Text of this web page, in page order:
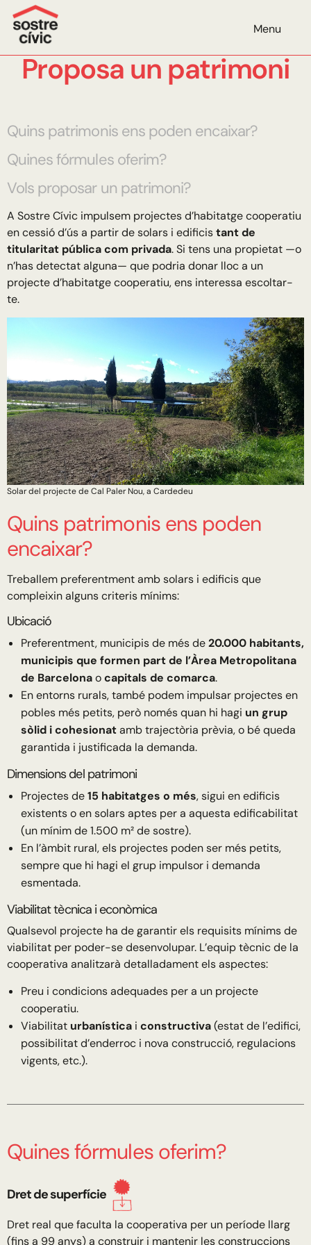
Menu
Proposa un patrimoni
Quins patrimonis ens poden encaixar?
Quines fórmules oferim?
Vols proposar un patrimoni?
A Sostre Cívic impulsem projectes d’habitatge cooperatiu
en cessió d’ús a partir de solars i edificistant de
titularitat pública com privada. Si tens una propietat —o
n’has detectat alguna— que podria donar lloc a un
projecte d’habitatge cooperatiu, ens interessa escoltar-
te.
Solar del projecte de Cal Paler Nou, a Cardedeu
Quins patrimonis ens poden
encaixar?
Treballem preferentment amb solars i edificis que
compleixin alguns criteris mínims:
Ubicació
Preferentment, municipis de més de20.000 habitants,
municipis que formen part de l’Àrea Metropolitana
de Barcelonaocapitals de comarca.
En entorns rurals, també podem impulsar projectes en
pobles més petits, però només quan hi hagi un grup
sòlid i cohesionatamb trajectòria prèvia, o bé queda
garantida i justificada la demanda.
Dimensions del patrimoni
Projectes de15 habitatges o més, sigui en edificis
existents o en solars aptes per a aquesta edificabilitat
(un mínim de 1.500 m² de sostre).
En l’àmbit rural, els projectes poden ser més petits,
sempre que hi hagi el grup impulsor i demanda
esmentada.
Viabilitat tècnica i econòmica
Qualsevol projecte ha de garantir els requisits mínims de
viabilitat per poder-se desenvolupar. L’equip tècnic de la
cooperativa analitzarà detalladament els aspectes:
Preu i condicions adequades per a un projecte
cooperatiu.
Viabilitat urbanística i constructiva(estat de l’edifici,
possibilitat d’enderroc i nova construcció, regulacions
vigents, etc.).
Quines fórmules oferim?
Dret de superfície
Dret real que faculta la cooperativa per un període llarg
(fins a 99 anys) a construir i mantenir les construccions